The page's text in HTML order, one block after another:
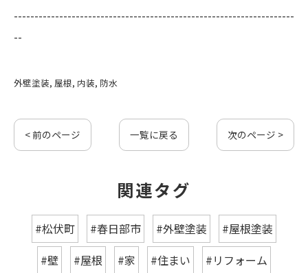
--------------------------------------------------------------------
--
外壁塗装 屋根 内装 防水
< 前のページ 一覧に戻る 次のページ >
関連タグ
#松伏町 #春日部市 #外壁塗装
#屋根塗装
#壁
#屋根 #家 #住まい #リフォーム